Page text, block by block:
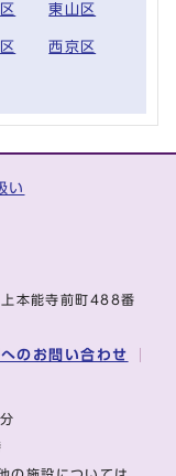
東山区
西京区
い
本能寺前町488番
のお問い合わせ
分